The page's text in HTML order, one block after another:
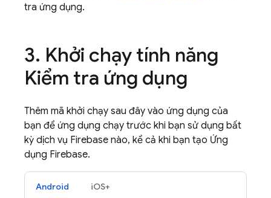
tra ứng dụng.
3. Khởi chạy tính năng
Kiểm tra ứng dụng
Thêm mã khởi chạy sau đây vào ứng dụng của
bạn để ứng dụng chạy trước khi bạn sử dụng bất
kỳ dịch vụ Firebase nào, kể cả khi bạn tạo Ứng
dụng Firebase.
Android iOS+